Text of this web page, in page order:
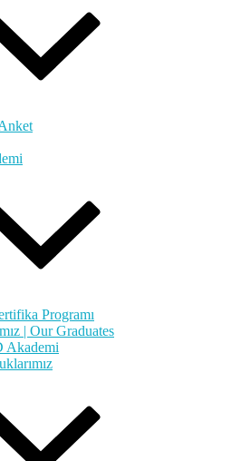
Programı
| Our Graduates
Akademi